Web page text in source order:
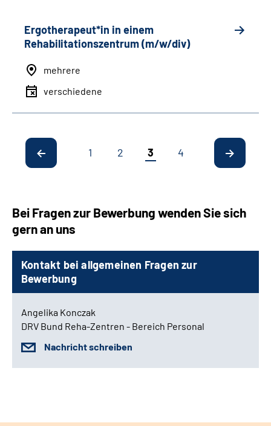
Ergotherapeut*in in einem
Rehabilitationszentrum (m/w/div)
mehrere
verschiedene
1 2 3 4
Bei Fragen zur Bewerbung wenden Sie sich
gern an uns
Kontakt bei allgemeinen Fragen zur
Bewerbung
Angelika Konczak
DRV Bund Reha-Zentren - Bereich Personal
Nachricht schreiben